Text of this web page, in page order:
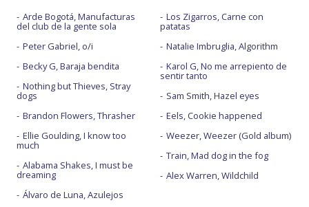
Arde Bogotá, Manufacturas
del club de la gente sola
Peter Gabriel, o/i
Becky G, Baraja bendita
Nothing but Thieves, Stray
dogs
Brandon Flowers, Thrasher
Ellie Goulding, I know too
much
Alabama Shakes, I must be
dreaming
Álvaro de Luna, Azulejos
Los Zigarros, Carne con
patatas
Natalie Imbruglia, Algorithm
Karol G, No me arrepiento de
sentir tanto
Sam Smith, Hazel eyes
Eels, Cookie happened
Weezer, Weezer (Gold album)
Train, Mad dog in the fog
Alex Warren, Wildchild